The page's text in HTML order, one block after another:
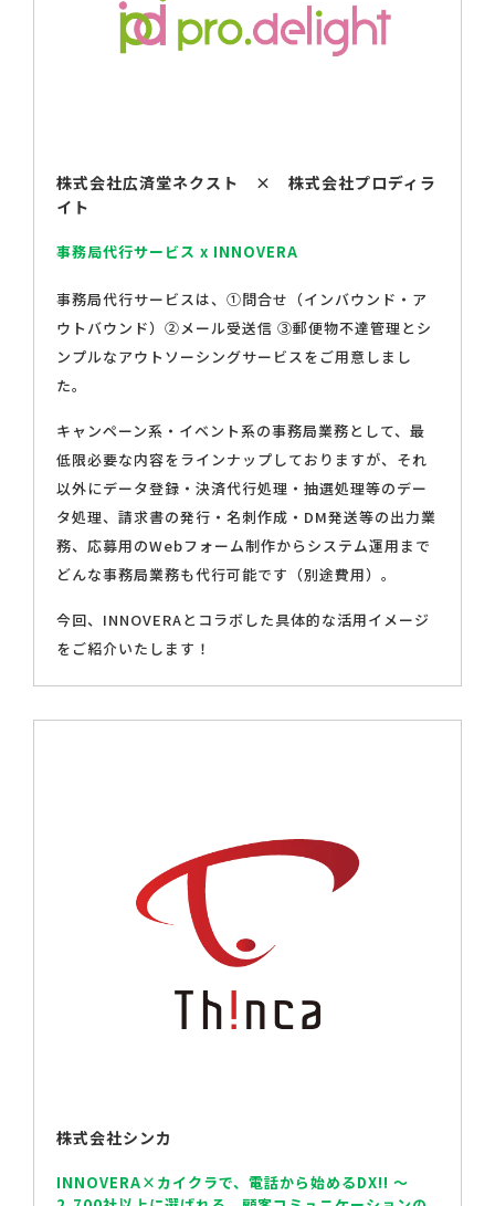
株式会社広済堂ネクスト × 株式会社プロディラ
イト
事務局代行サービス x INNOVERA
事務局代行サービスは、①問合せ（インバウンド・ア
ウトバウンド）②メール受送信 ③郵便物不達管理とシ
ンプルなアウトソーシングサービスをご用意しまし
た。
キャンペーン系・イベント系の事務局業務として、最
低限必要な内容をラインナップしておりますが、それ
以外にデータ登録・決済代行処理・抽選処理等のデー
タ処理、請求書の発行・名刺作成・DM発送等の出力業
務、応募用のWebフォーム制作からシステム運用まで
どんな事務局業務も代行可能です（別途費用）。
今回、INNOVERAとコラボした具体的な活用イメージ
をご紹介いたします！
株式会社シンカ
INNOVERA×カイクラで、電話から始めるDX!! ～